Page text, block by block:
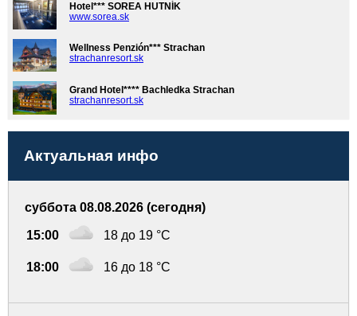
Hotel*** SOREA HUTNÍK
www.sorea.sk
Wellness Penzión*** Strachan
strachanresort.sk
Grand Hotel**** Bachledka Strachan
strachanresort.sk
Актуальная инфо
суббота 08.08.2026 (сегодня)
15:00 18 до 19 °C
18:00 16 до 18 °C